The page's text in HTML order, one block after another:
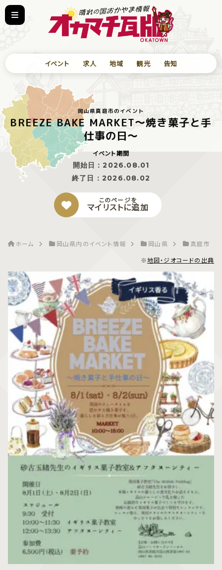
イベント 求人 地域 観光 告知
岡山県真庭市のイベント
BREEZE BAKE MARKET〜焼き菓子と手
仕事の日〜
イベント期間
開始日：2026.08.01
終了日： 2026.08.02
このページを
マイリストに追加
ホーム 岡山県内のイベント情報 岡山県
真庭市
※地図・ジオコードの出典